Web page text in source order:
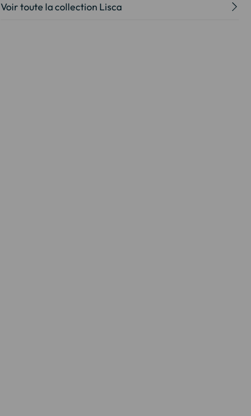
Voir toute la collection Lisca